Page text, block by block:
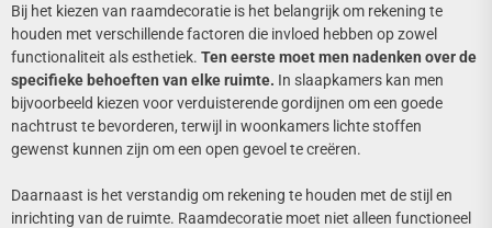
Bij het kiezen van raamdecoratie is het belangrijk om rekening te
houden met verschillende factoren die invloed hebben op zowel
functionaliteit als esthetiek. Ten eerste moet men nadenken over de
specifieke behoeften van elke ruimte. In slaapkamers kan men
bijvoorbeeld kiezen voor verduisterende gordijnen om een goede
nachtrust te bevorderen, terwijl in woonkamers lichte stoffen
gewenst kunnen zijn om een open gevoel te creëren.
Daarnaast is het verstandig om rekening te houden met de stijl en
inrichting van de ruimte. Raamdecoratie moet niet alleen functioneel